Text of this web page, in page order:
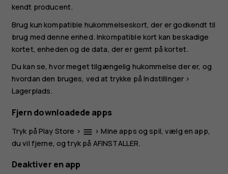
kendt producent.
Brug kun kompatible hukommelseskort, der er godkendt til
brug med denne enhed. Inkompatible kort kan beskadige
kortet, enheden og de data, der er gemt på kortet.
Du kan se, hvor meget tilgængelig hukommelse der er, og
hvordan den bruges, ved at trykke påIndstillinger >
Lagerplads.
Fjern downloadede apps
Tryk påPlay Store > menu >Mine apps og spil, vælg en app,
du vil fjerne, og tryk på AFINSTALLER.
Deaktiver en app